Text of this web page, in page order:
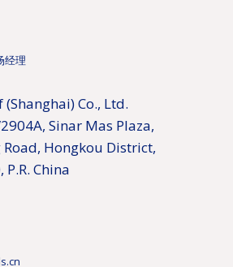
经理
Co., Ltd.
Sinar Mas Plaza,
Hongkou District,
China